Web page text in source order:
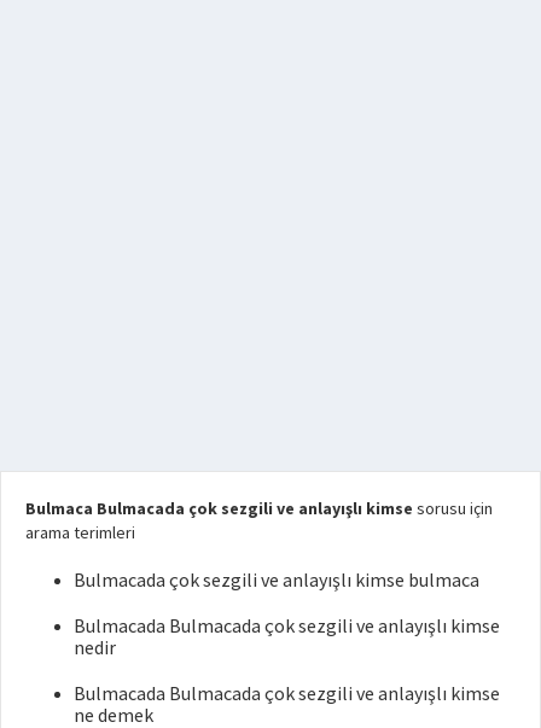
Bulmaca Bulmacada çok sezgili ve anlayışlı kimse sorusu için
arama terimleri
Bulmacada çok sezgili ve anlayışlı kimse bulmaca
Bulmacada Bulmacada çok sezgili ve anlayışlı kimse
nedir
Bulmacada Bulmacada çok sezgili ve anlayışlı kimse
ne demek